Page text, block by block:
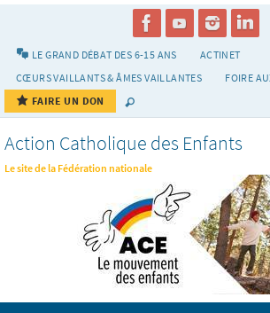
LE GRAND DÉBAT DES 6-15 ANS
ACTINET
CŒURS VAILLANTS & ÂMES VAILLANTES
FOIRE
FAIRE UN DON
Action Catholique des Enfants
Le site de la Fédération nationale